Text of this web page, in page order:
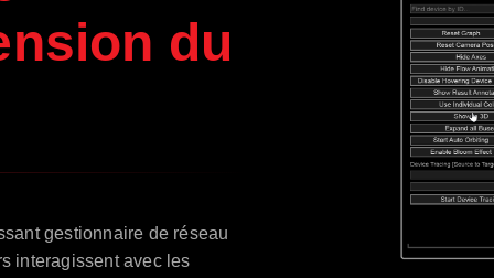
du
gestionnaire de réseau
interagissent avec les